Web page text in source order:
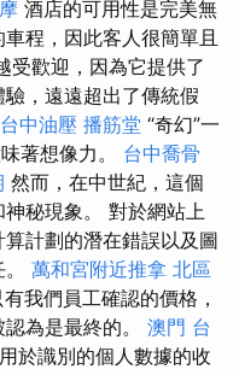
酒店的可用性是完美無
程，因此客人很簡單且
受歡迎，因為它提供了
，遠遠超出了傳統假
台中油壓 播筋堂 “奇幻”一
著想像力。 台中喬骨
然而，在中世紀，這個
秘現象。 對於網站上
計劃的潛在錯誤以及圖
萬和宮附近推拿 北區
有我們員工確認的價格，
為是最終的。 澳門 台
於識別的個人數據的收